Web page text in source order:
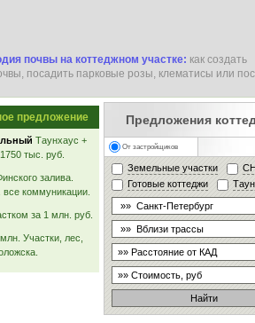
почвы на коттеджном участке: как создать
посадить парковые розы, клематисы или
предложение
Таунхаус +
тыс. руб.
залива.
все коммуникации.
за 1 млн. руб.
Участки, лес,
Предложения
От застройщиков
Земельные участки
Готовые коттеджи